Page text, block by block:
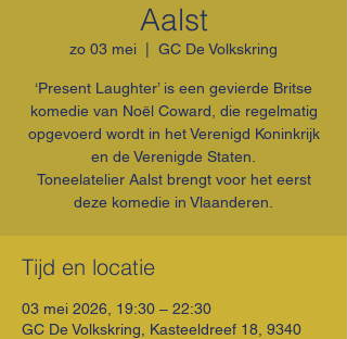
Aalst
zo 03 mei GC De Volkskring
‘Present Laughter’ is een gevierde Britse
komedie van Noël Coward, die regelmatig
opgevoerd wordt in het Verenigd Koninkrijk
en de Verenigde Staten.
Toneelatelier Aalst brengt voor het eerst
deze komedie in Vlaanderen.
Tijd en locatie
03 mei 2026, 19:30 – 22:30
GC De Volkskring, Kasteeldreef 18, 9340